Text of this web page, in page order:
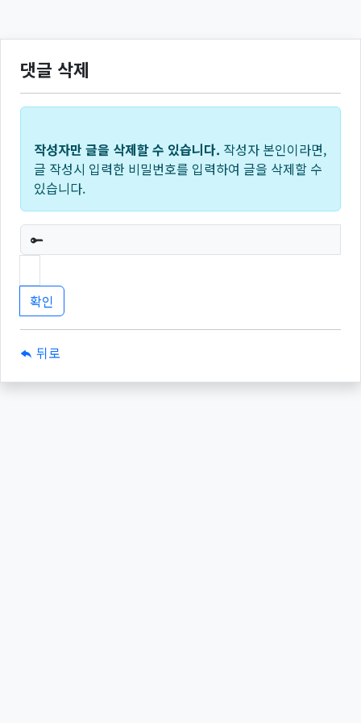
댓글 삭제
작성자만 글을 삭제할 수 있습니다. 작성자 본인이라면,
글 작성시 입력한 비밀번호를 입력하여 글을 삭제할 수
있습니다.
필수
뒤로